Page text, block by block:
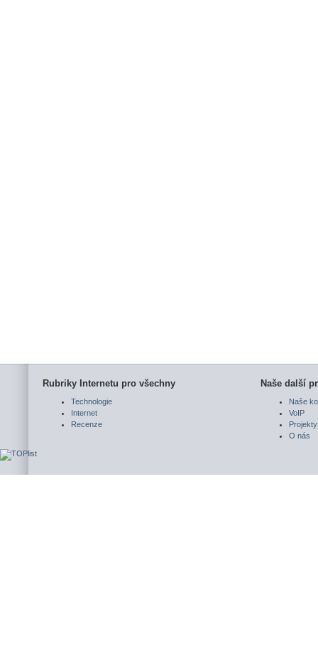
Rubriky Internetu pro všechny
Technologie
Internet
Recenze
Naše další
Naše
VoIP
Projekty
O nás